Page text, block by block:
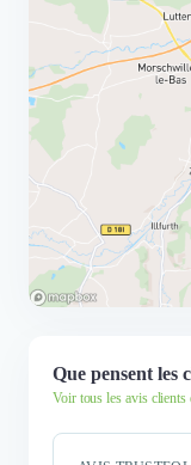
Que pensent les
Voir tous les avis clients